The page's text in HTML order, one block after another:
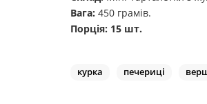
Вага: 450 грамів.
Порція: 15 шт.
курка печериці